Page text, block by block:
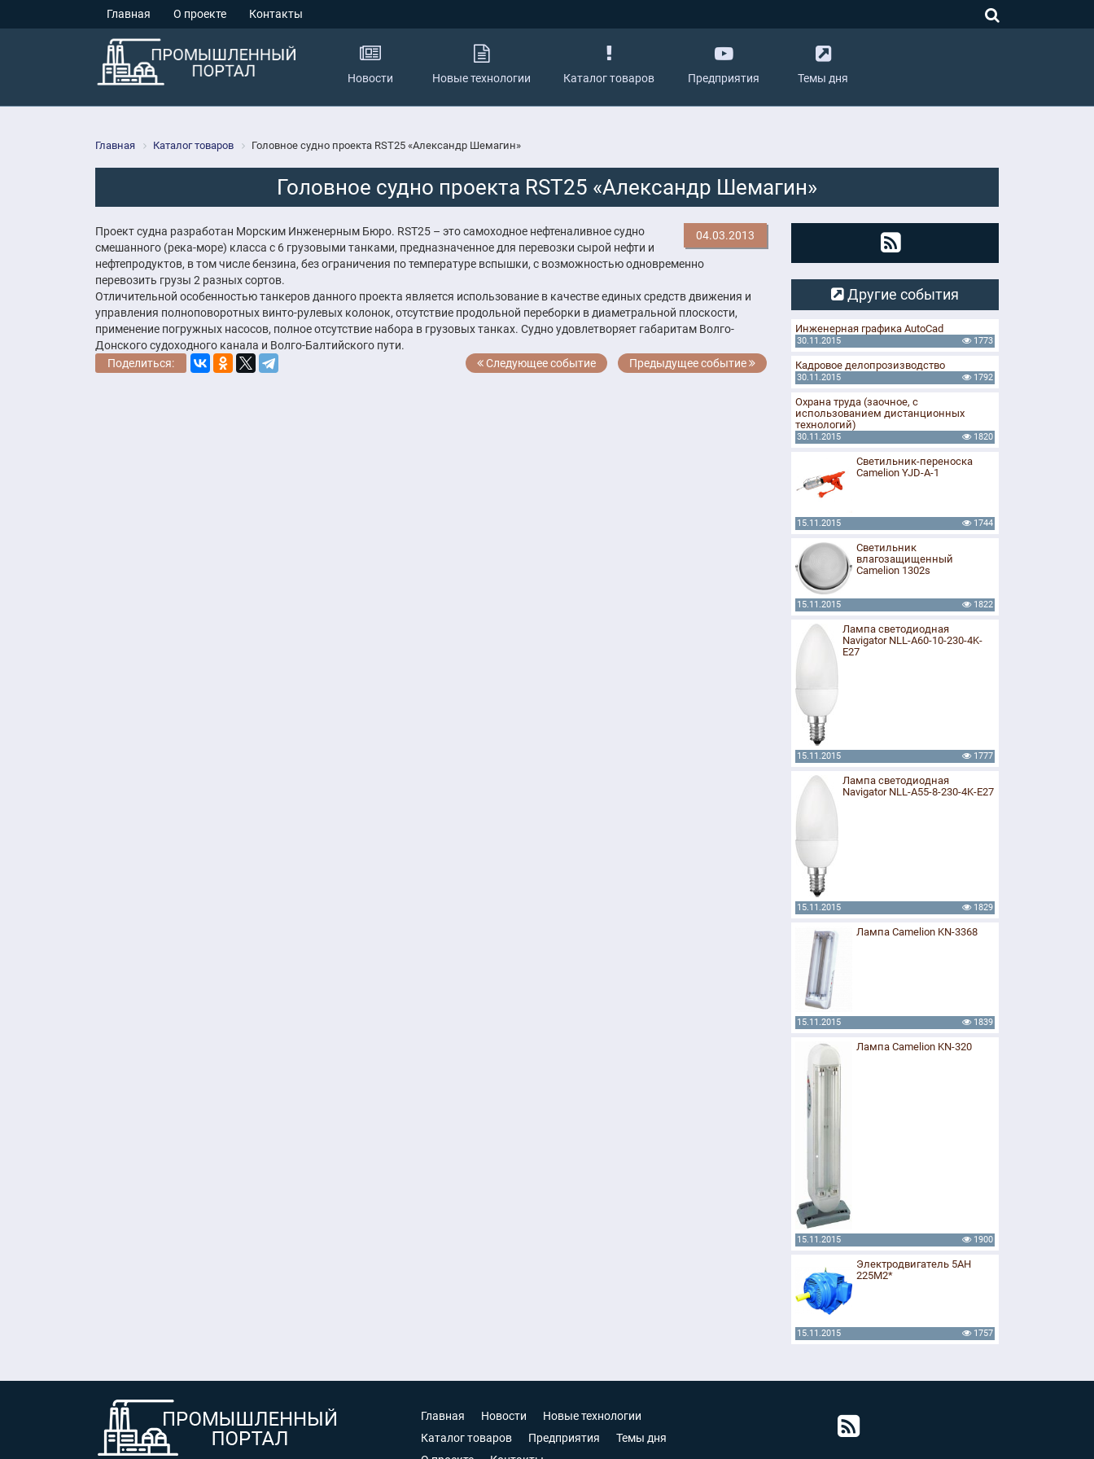
Главная О проекте Контакты
Новости Новые технологии Каталог товаров Предприятия Темы дня
Главная Каталог товаров Головное судно проекта RST25 «Александр Шемагин»
Головное судно проекта RST25 «Александр Шемагин»
04.03.2013
Проект судна разработан Морским Инженерным Бюро. RST25 – это самоходное нефтеналивное судно
смешанного (река-море) класса с 6 грузовыми танками, предназначенное для перевозки сырой нефти и
нефтепродуктов, в том числе бензина, без ограничения по температуре вспышки, с возможностью одновременно
перевозить грузы 2 разных сортов.
Отличительной особенностью танкеров данного проекта является использование в качестве единых средств движения и
управления полноповоротных винто-рулевых колонок, отсутствие продольной переборки в диаметральной плоскости,
применение погружных насосов, полное отсутствие набора в грузовых танках. Судно удовлетворяет габаритам Волго-
Донского судоходного канала и Волго-Балтийского пути.
Поделиться:
Следующее событие Предыдущее событие
Другие события
Инженерная графика AutoCad
30.11.2015 1773
Кадровое делопрозизводство
30.11.2015 1792
Охрана труда (заочное, с
использованием дистанционных
технологий)
30.11.2015 1820
Светильник-переноска
Camelion YJD-A-1
15.11.2015 1744
Светильник
влагозащищенный
Camelion 1302s
15.11.2015 1822
Лампа светодиодная
Navigator NLL-A60-10-230-4K-
E27
15.11.2015 1777
Лампа светодиодная
Navigator NLL-A55-8-230-4K-E27
15.11.2015 1829
Лампа Camelion KN-3368
15.11.2015 1839
Лампа Camelion KN-320
15.11.2015 1900
Электродвигатель 5АН
225М2*
15.11.2015 1757
Главная Новости
Новые технологии
Каталог товаров
Предприятия
Темы дня